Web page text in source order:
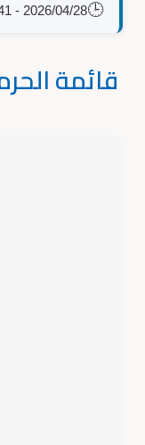
🕒
2026/04/28 - 01:41 PM
قائمة